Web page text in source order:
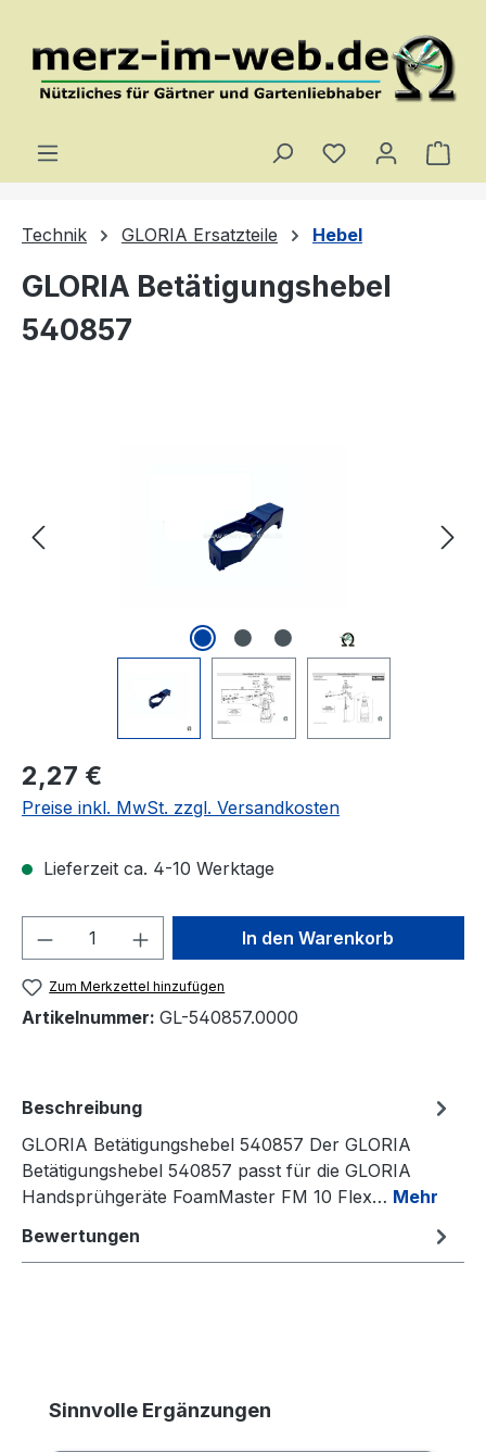
Du hast 0
Technik GLORIA Ersatzteile Hebel
GLORIA Betätigungshebel
540857
Regulärer Preis:
2,27 €
Preise inkl. MwSt. zzgl. Versandkosten
Lieferzeit ca. 4-10 Werktage
Produkt Anzahl: Gib denIn den Warenkorb
Zum Merkzettel hinzufügen
Artikelnummer: GL-540857.0000
Beschreibung
GLORIA Betätigungshebel 540857 Der GLORIA
Betätigungshebel 540857 passt für die GLORIA
Handsprühgeräte FoamMaster FM 10 Flex… Mehr
Bewertungen
Produktgalerie überspringen
Sinnvolle Ergänzungen